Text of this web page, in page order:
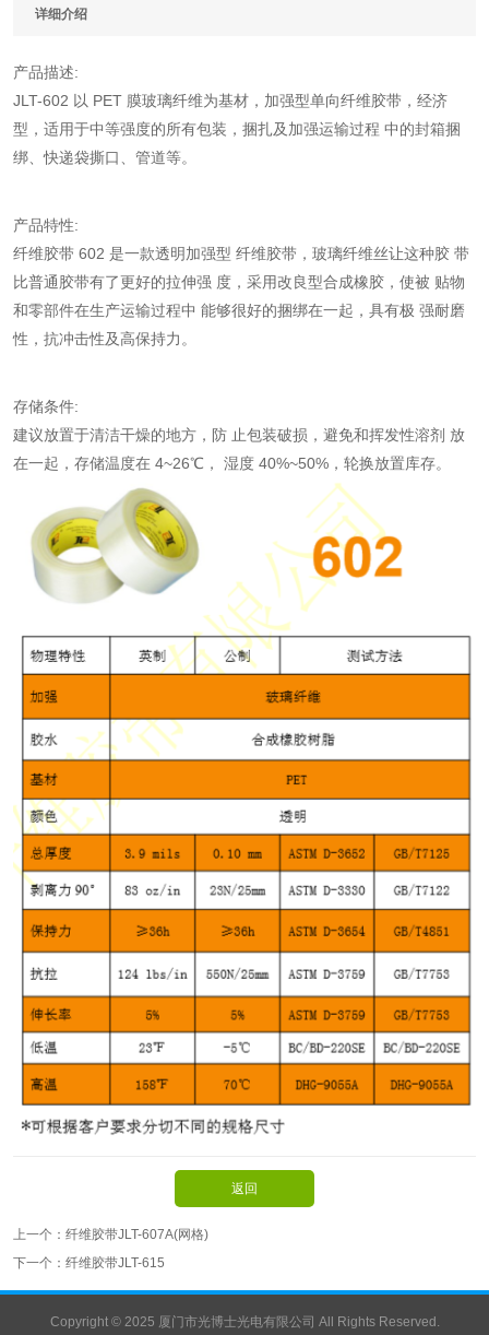
详细介绍
产品描述:
JLT-602 以 PET 膜玻璃纤维为基材，加强型单向纤维胶带，经济
型，适用于中等强度的所有包装，捆扎及加强运输过程 中的封箱捆
绑、快递袋撕口、管道等。
产品特性:
纤维胶带 602 是一款透明加强型 纤维胶带，玻璃纤维丝让这种胶 带
比普通胶带有了更好的拉伸强 度，采用改良型合成橡胶，使被 贴物
和零部件在生产运输过程中 能够很好的捆绑在一起，具有极 强耐磨
性，抗冲击性及高保持力。
存储条件:
建议放置于清洁干燥的地方，防 止包装破损，避免和挥发性溶剂 放
在一起，存储温度在 4~26℃， 湿度 40%~50%，轮换放置库存。
返回
上一个： 纤维胶带JLT-607A(网格)
下一个： 纤维胶带JLT-615
Copyright © 2025 厦门市光博士光电有限公司 All Rights Reserved.